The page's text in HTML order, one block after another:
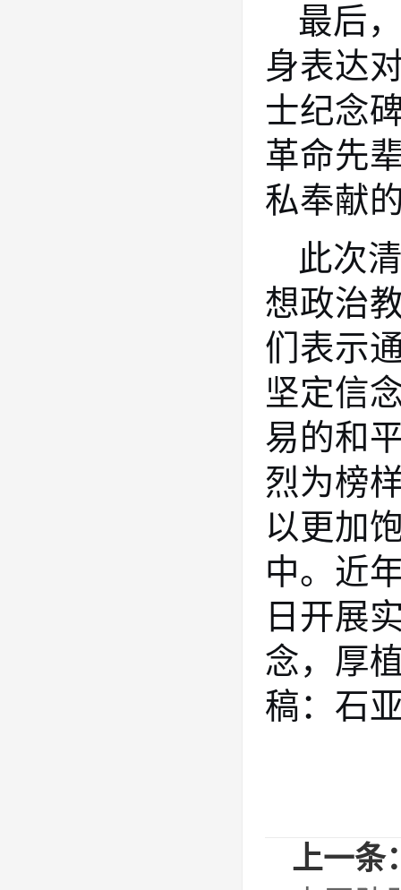
最后
身表达
士纪念
革命先
私奉献
此次
想政治
们表示
坚定信
易的和
烈为榜
以更加
中。近
日开展
念，厚
稿：石
上一条